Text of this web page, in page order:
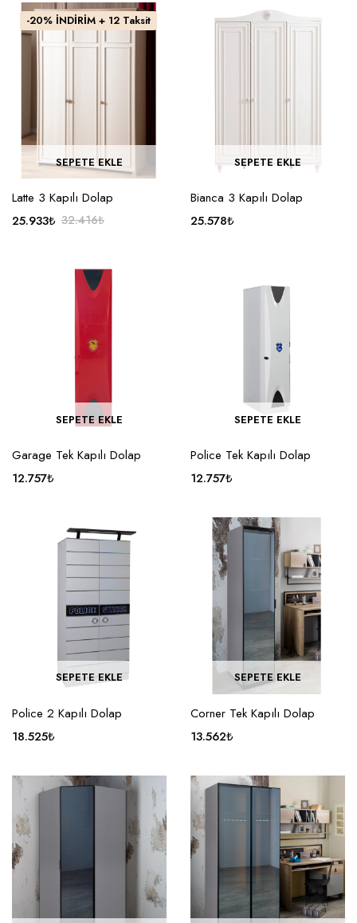
-20% İNDİRİM + 12 Taksit
SEPETE EKLE
Latte 3 Kapılı Dolap
32.416₺
25.933₺
SEPETE EKLE
Bianca 3 Kapılı Dolap
25.578₺
SEPETE EKLE
Garage Tek Kapılı Dolap
12.757₺
SEPETE EKLE
Police Tek Kapılı Dolap
12.757₺
SEPETE EKLE
Police 2 Kapılı Dolap
18.525₺
SEPETE EKLE
Corner Tek Kapılı Dolap
13.562₺